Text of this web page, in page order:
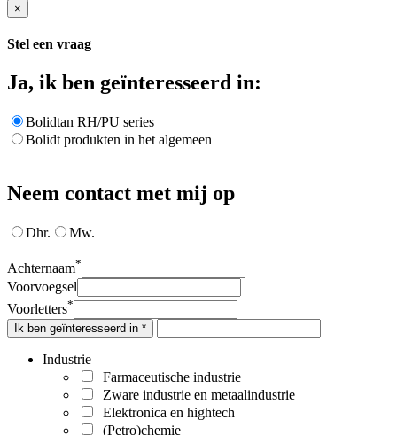
×
Stel een vraag
Ja, ik ben geïnteresseerd in:
Bolidtan RH/PU series
Bolidt produkten in het algemeen
Neem contact met mij op
Dhr. Mw.
Achternaam*
Voorvoegsel
Voorletters*
Ik ben geïnteresseerd in *
Industrie
Farmaceutische industrie
Zware industrie en metaalindustrie
Elektronica en hightech
(Petro)chemie